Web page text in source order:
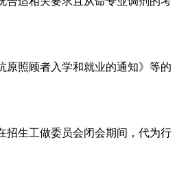
照顾者入学和就业的通知》等的
生工做委员会闭会期间，代为行